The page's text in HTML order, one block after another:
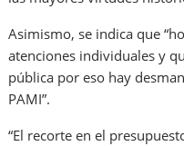
Asimismo, se indica que
atenciones individuales y
pública por eso hay
PAMI”.
“El recorte en el